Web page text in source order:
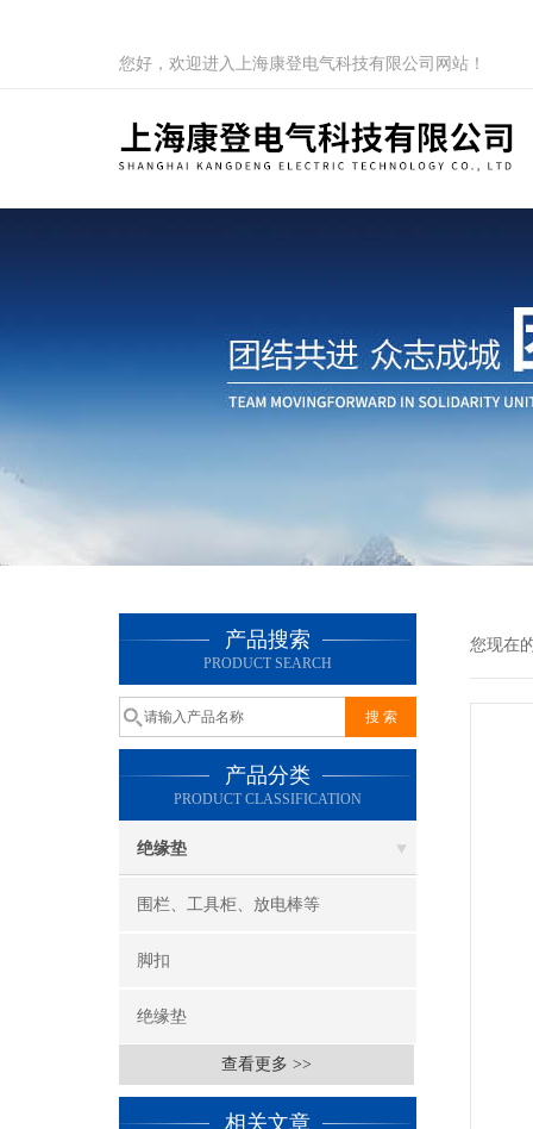
您好，欢迎进入上海康登电气科技有限公司网站！
产品搜索
PRODUCT SEARCH
产品分类
PRODUCT CLASSIFICATION
绝缘垫
围栏、工具柜、放电棒等
脚扣
绝缘垫
查看更多 >>
相关文章
您现在